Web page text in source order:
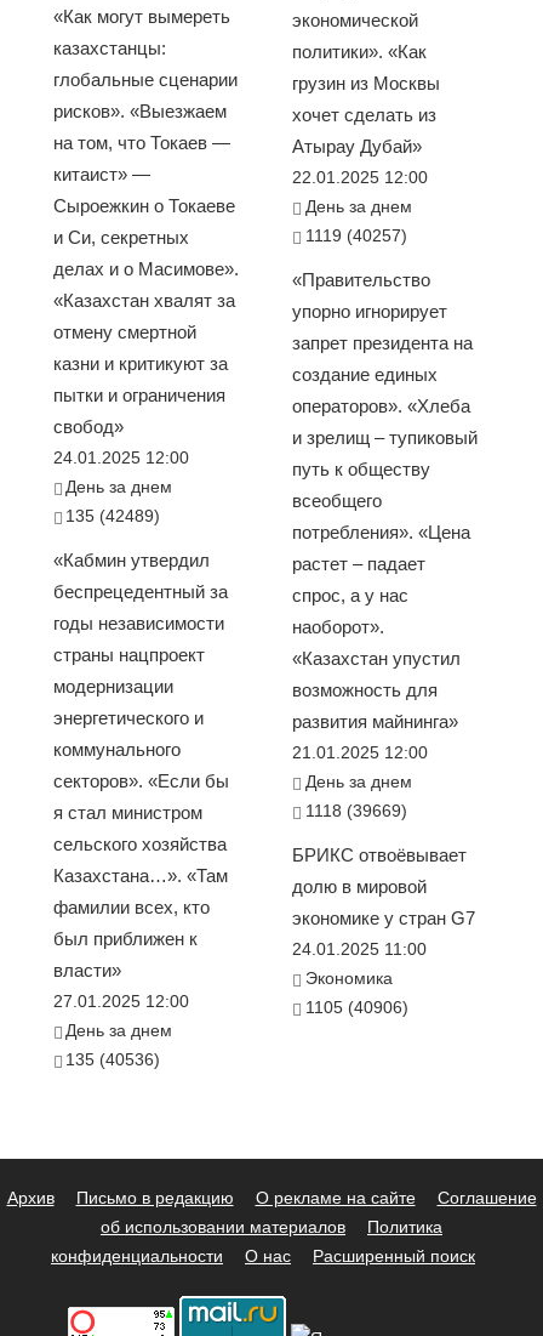
«Как могут вымереть
казахстанцы:
глобальные сценарии
рисков». «Выезжаем
на том, что Токаев —
китаист» —
Сыроежкин о Токаеве
и Си, секретных
делах и о Масимове».
«Казахстан хвалят за
отмену смертной
казни и критикуют за
пытки и ограничения
свобод»
24.01.2025 12:00
День за днем
135 (42489)
«Кабмин утвердил
беспрецедентный за
годы независимости
страны нацпроект
модернизации
энергетического и
коммунального
секторов». «Если бы
я стал министром
сельского хозяйства
Казахстана…». «Там
фамилии всех, кто
был приближен к
власти»
27.01.2025 12:00
День за днем
135 (40536)
экономической
политики». «Как
грузин из Москвы
хочет сделать из
Атырау Дубай»
22.01.2025 12:00
День за днем
1119 (40257)
«Правительство
упорно игнорирует
запрет президента на
создание единых
операторов». «Хлеба
и зрелищ – тупиковый
путь к обществу
всеобщего
потребления». «Цена
растет – падает
спрос, а у нас
наоборот».
«Казахстан упустил
возможность для
развития майнинга»
21.01.2025 12:00
День за днем
1118 (39669)
БРИКС отвоёвывает
долю в мировой
экономике у стран G7
24.01.2025 11:00
Экономика
1105 (40906)
Архив Письмо в редакцию О рекламе на сайте
Соглашение
об использовании материалов
Политика
конфиденциальности
О нас Расширенный поиск